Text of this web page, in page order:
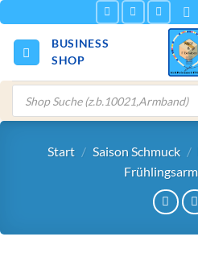
Inhalt
springen
BUSINESS
SHOP
Products
search
Start / Saison Schmuck /